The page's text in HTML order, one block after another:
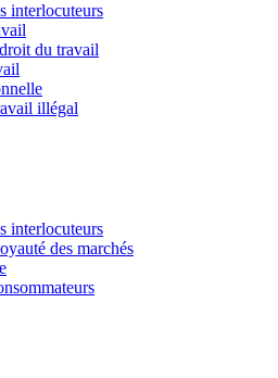
interlocuteurs
du travail
illégal
interlocuteurs
des marchés